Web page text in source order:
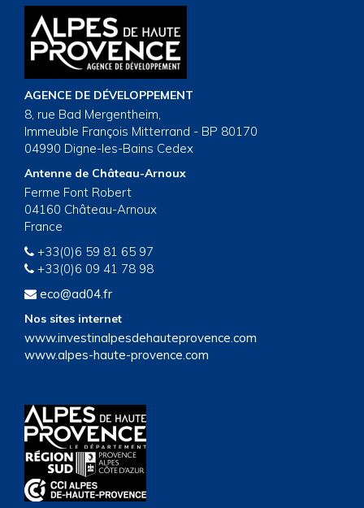
AGENCE DE DÉVELOPPEMENT
8, rue Bad Mergentheim,
Immeuble François Mitterrand - BP 80170
04990 Digne-les-Bains Cedex
Antenne de Château-Arnoux
Ferme Font Robert
04160 Château-Arnoux
France
+33(0)6 59 81 65 97
+33(0)6 09 41 78 98
eco@ad04.fr
Nos sites internet
www.investinalpesdehauteprovence.com
www.alpes-haute-provence.com